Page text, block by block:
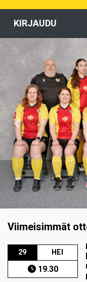
KIRJAUDU
Previous
Viimeisimmät
29 HEI
19.30